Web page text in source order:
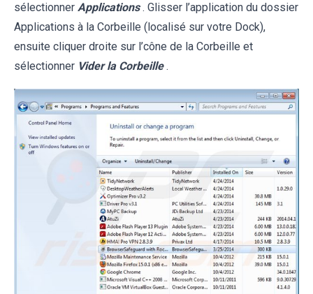
sélectionner Applications . Glisser l’application du dossier
Applications à la Corbeille (localisé sur votre Dock),
ensuite cliquer droite sur l’cône de la Corbeille et
sélectionner Vider la Corbeille .